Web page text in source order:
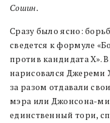
Сошин.
Сразу было ясно:
сведется к формуле
против кандидата Х».
нарисовался Джереми
за разом отдавали
мэра или Джонсона-
единственный тори,